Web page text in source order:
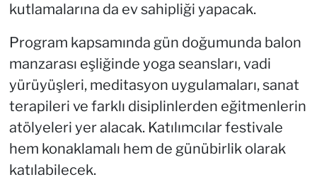
kutlamalarına da ev sahipliği yapacak.
Program kapsamında gün doğumunda balon
manzarası eşliğinde yoga seansları, vadi
yürüyüşleri, meditasyon uygulamaları, sanat
terapileri ve farklı disiplinlerden eğitmenlerin
atölyeleri yer alacak. Katılımcılar festivale
hem konaklamalı hem de günübirlik olarak
katılabilecek.